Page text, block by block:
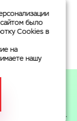
.
было
Cookies в
на
нашу